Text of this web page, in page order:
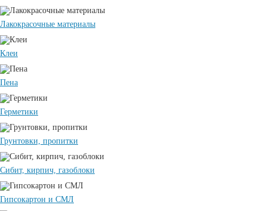
Лакокрасочные материалы
Клеи
Пена
Герметики
Грунтовки, пропитки
Сибит, кирпич, газоблоки
Гипсокартон и СМЛ